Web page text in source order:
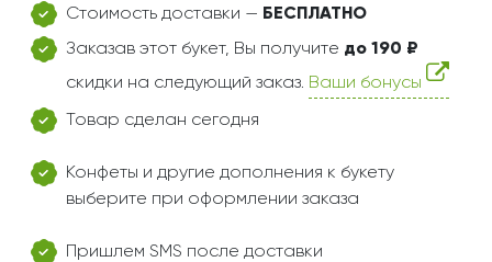
Стоимость доставки — БЕСПЛАТНО
Заказав этот букет, Вы получите до 190 ₽
скидки на следующий заказ. Ваши бонусы
Товар сделан сегодня
Конфеты и другие дополнения к букету
выберите при оформлении заказа
Пришлем SMS после доставки